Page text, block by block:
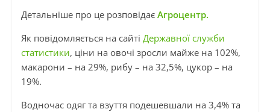
Детальніше про це розповідає Агроцентр.
Як повідомляється на сайті Державної служби
статистики, ціни на овочі зросли майже на 102%,
макарони – на 29%, рибу – на 32,5%, цукор – на
19%.
Водночас одяг та взуття подешевшали на 3,4% та